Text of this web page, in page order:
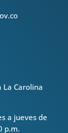
La Carolina
a jueves de
p.m.